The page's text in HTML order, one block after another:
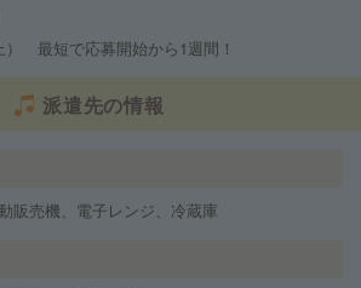
） 最短で応募開始から1週間！
派遣先の情報
販売機、電子レンジ、冷蔵庫